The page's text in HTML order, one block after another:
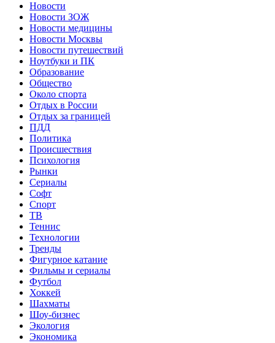
Новости
Новости ЗОЖ
Новости медицины
Новости Москвы
Новости путешествий
Ноутбуки и ПК
Образование
Общество
Около спорта
Отдых в России
Отдых за границей
ПДД
Политика
Происшествия
Психология
Рынки
Сериалы
Софт
Спорт
ТВ
Теннис
Технологии
Тренды
Фигурное катание
Фильмы и сериалы
Футбол
Хоккей
Шахматы
Шоу-бизнес
Экология
Экономика